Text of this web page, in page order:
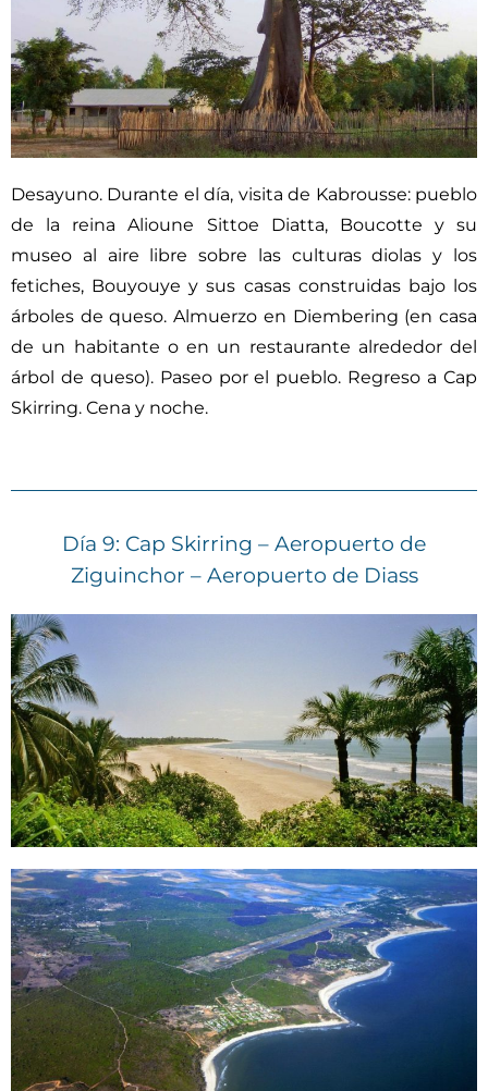
Desayuno. Durante el día, visita de Kabrousse: pueblo
de la reina Alioune Sittoe Diatta, Boucotte y su
museo al aire libre sobre las culturas diolas y los
fetiches, Bouyouye y sus casas construidas bajo los
árboles de queso. Almuerzo en Diembering (en casa
de un habitante o en un restaurante alrededor del
árbol de queso). Paseo por el pueblo. Regreso a Cap
Skirring. Cena y noche.
Día 9: Cap Skirring – Aeropuerto de
Ziguinchor – Aeropuerto de Diass